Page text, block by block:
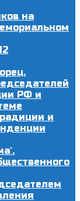
на
РФ и
и